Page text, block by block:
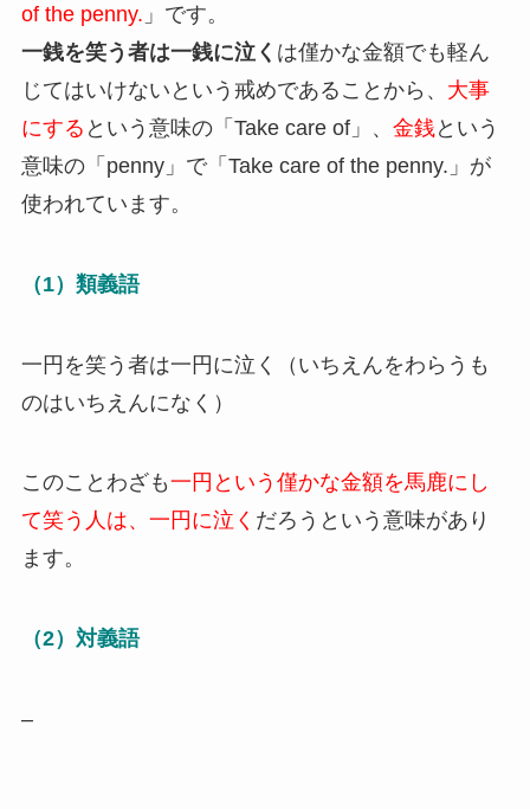
of the penny. 」です。
一銭を笑う者は一銭に泣く は僅かな金額でも軽ん
じてはいけないという戒めであることから、 大事
にする という意味の「Take care of」、 金銭 という
意味の「penny」で「Take care of the penny.」が
使われています。
（1）類義語
一円を笑う者は一円に泣く（いちえんをわらうも
のはいちえんになく）
このことわざも一円という僅かな金額を馬鹿にし
て笑う人は、一円に泣く だろうという意味があり
ます。
（2）対義語
–